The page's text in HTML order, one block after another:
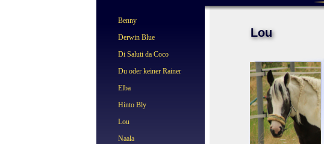
Benny
Derwin Blue
Di Saluti da Coco
Du oder keiner Rainer
Elba
Hinto Bly
Lou
Naala
Lou